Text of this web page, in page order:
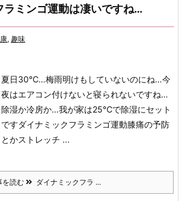
ラミンゴ運動は凄いですね…
, 趣味
夏日30℃…梅雨明けもしていないのにね…今
夜はエアコン付けないと寝られないですね…
除湿か冷房か…我が家は25℃で除湿にセット
ですダイナミックフラミンゴ運動膝痛の予防
とかストレッチ ...
を読む ダイナミックフラ ...